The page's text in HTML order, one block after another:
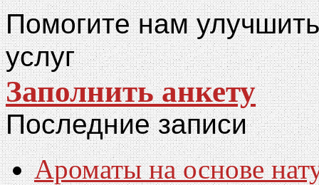
Помогите нам
услуг
Заполнить анкету
Последние записи
Ароматы на основе